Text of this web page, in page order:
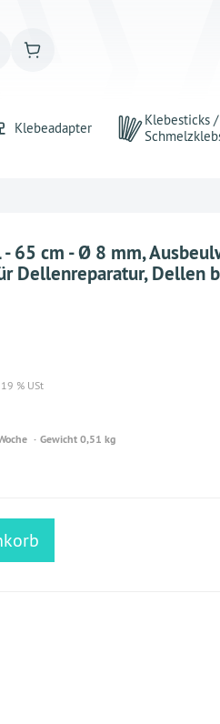
Klebeadapter
Klebesticks /
- 65 cm - Ø 8 mm,
Dellenreparatur, Dellen
% USt
Gewicht 0,51 kg